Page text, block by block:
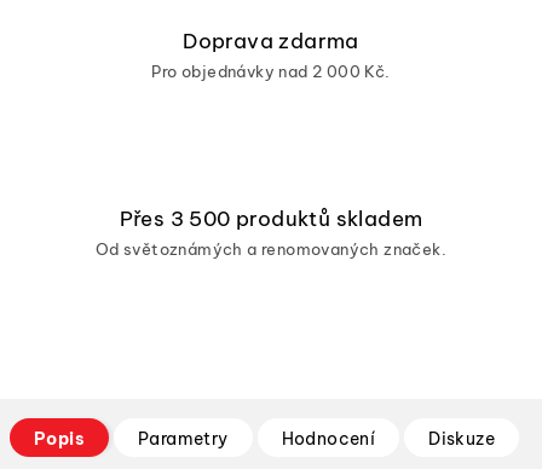
Doprava zdarma
Pro objednávky nad 2 000 Kč.
Přes 3 500 produktů skladem
Od světoznámých a renomovaných značek.
Popis Parametry Hodnocení Diskuze